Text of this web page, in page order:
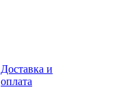
Доставка и
оплата